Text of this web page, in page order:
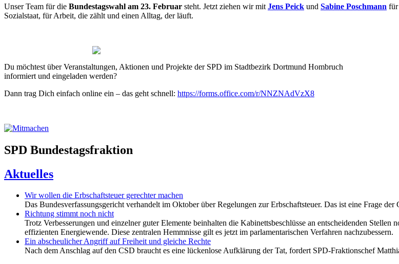
Unser Team für die Bundestagswahl am 23. Februar steht. Jetzt ziehen wir mit Jens Peick und Sabine Poschmann für
Sozialstaat, für Arbeit, die zählt und einen Alltag, der läuft.
Du möchtest über Veranstaltungen, Aktionen und Projekte der SPD im Stadtbezirk Dortmund Hombruch
informiert und eingeladen werden?
Dann trag Dich einfach online ein – das geht schnell: https://forms.office.com/r/NNZNAdVzX8
SPD Bundestagsfraktion
Aktuelles
Wir wollen die Erbschaftsteuer gerechter machen
Das Bundesverfassungsgericht verhandelt im Oktober über Regelungen zur Erbschaftsteuer. Das ist eine Frage
Richtung stimmt noch nicht
Trotz Verbesserungen und einzelner guter Elemente beinhalten die Kabinettsbeschlüsse an entscheidenden
effizienten Energiewende. Diese zentralen Hemmnisse gilt es jetzt im parlamentarischen Verfahren nachzubessern.
Ein abscheulicher Angriff auf Freiheit und gleiche Rechte
Nach dem Anschlag auf den CSD braucht es eine lückenlose Aufklärung der Tat, fordert SPD-Fraktionschef